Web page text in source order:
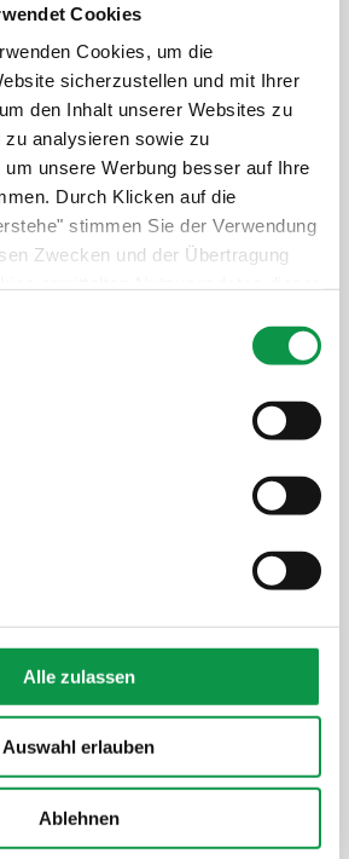
Cookies
Cookies, um die
sicherzustellen und mit Ihrer
den Inhalt unserer Websites zu
zu analysieren sowie zu
unsere Werbung besser auf Ihre
Durch Klicken auf die
stimmen Sie der Verwendung
Zwecken und der Übertragung
Netzwerken und Werbenetzwerken
zu. Diese Zustimmung ist freiwillig
verwendeten Cookies, zu Ihren
Cookies nicht oder nur teilweise
Sie unter dem Link „Detaillierte
Alle zulassen
Auswahl erlauben
Ablehnen
50,-€
Der Preis ist inkl. MwSt.
Auf Lager
Details anzeigen